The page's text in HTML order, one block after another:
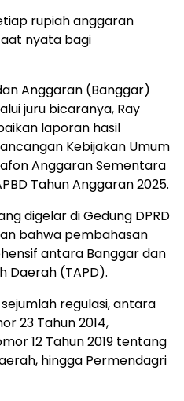
rupiah anggaran
nyata bagi
Anggaran (Banggar)
juru bicaranya, Ray
laporan hasil
Kebijakan Umum
Anggaran Sementara
Tahun Anggaran 2025.
digelar di Gedung DPRD
bahwa pembahasan
antara Banggar dan
Daerah (TAPD).
regulasi, antara
23 Tahun 2014,
12 Tahun 2019 tentang
hingga Permendagri